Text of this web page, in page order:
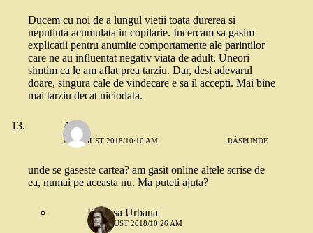
Ducem cu noi de a lungul vietii toata durerea si
neputinta acumulata in copilarie. Incercam sa gasim
explicatii pentru anumite comportamente ale parintilor
care ne au influentat negativ viata de adult. Uneori
simtim ca le am aflat prea tarziu. Dar, desi adevarul
doare, singura cale de vindecare e sa il accepti. Mai bine
mai tarziu decat niciodata.
Alina
13 AUGUST 2018/10:10 AM RĂSPUNDE
unde se gaseste cartea? am gasit online altele scrise de
ea, numai pe aceasta nu. Ma puteti ajuta?
Printesa Urbana
13 AUGUST 2018/10:26 AM